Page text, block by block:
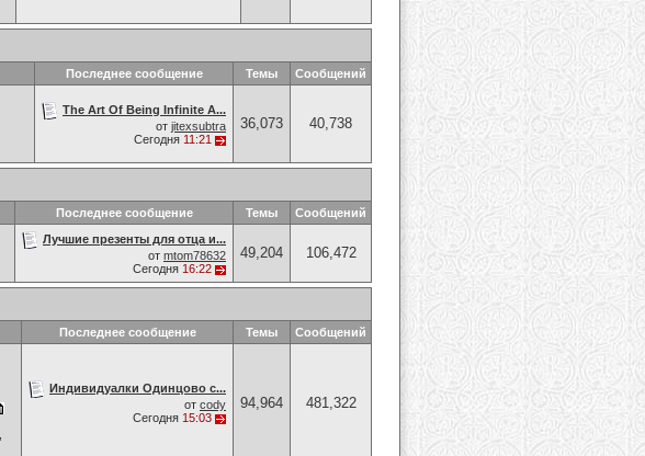
Последнее сообщение Темы Сообщений
The Art Of Being Infinite A...
от jitexsubtra
Сегодня 11:21
36,073 40,738
Последнее сообщение Темы Сообщений
Лучшие презенты для отца и...
от mtom78632
Сегодня 16:22
49,204 106,472
Последнее сообщение Темы Сообщений
Индивидуалки Одинцово с...
от cody
Сегодня 15:03
94,964 481,322